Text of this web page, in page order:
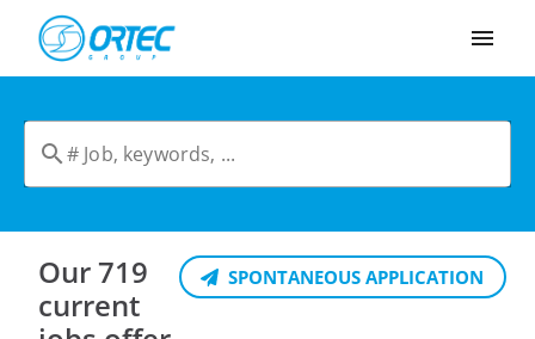
Our 719
current
SPONTANEOUS APPLICATION
Cookies management panel